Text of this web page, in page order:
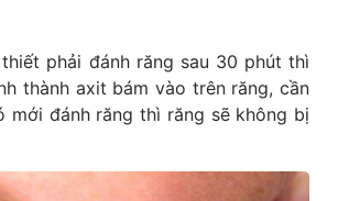
phải đánh răng sau 30 phút thì
thành axit bám vào trên răng, cần
đánh răng thì răng sẽ không bị